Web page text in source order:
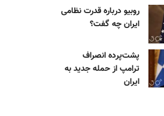
روبیو درباره قدرت نظامی
ایران چه گفت؟
پشت‌پرده انصراف
ترامپ از حمله جدید به
ایران